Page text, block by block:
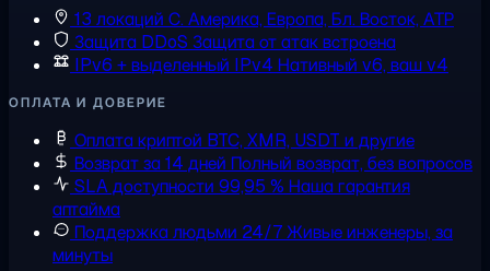
13 локаций С. Америка, Европа, Бл. Восток, АТР
Защита DDoS Защита от атак встроена
IPv6 + выделенный IPv4 Нативный v6, ваш v4
ОПЛАТА И ДОВЕРИЕ
Оплата криптой BTC, XMR, USDT и другие
Возврат за 14 дней Полный возврат, без вопросов
SLA доступности 99,95 % Наша гарантия
аптайма
Поддержка людьми 24/7Живые инженеры, за
минуты